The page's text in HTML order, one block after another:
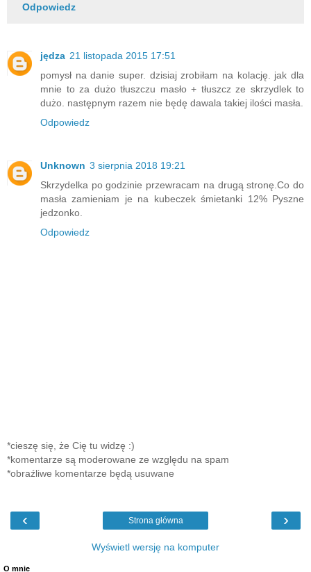
Odpowiedz
jędza 21 listopada 2015 17:51
pomysł na danie super. dzisiaj zrobiłam na kolację. jak dla
mnie to za dużo tłuszczu masło + tłuszcz ze skrzydlek to
dużo. następnym razem nie będę dawala takiej ilości masła.
Odpowiedz
Unknown 3 sierpnia 2018 19:21
Skrzydelka po godzinie przewracam na drugą stronę.Co do
masła zamieniam je na kubeczek śmietanki 12% Pyszne
jedzonko.
Odpowiedz
*cieszę się, że Cię tu widzę :)
*komentarze są moderowane ze względu na spam
*obraźliwe komentarze będą usuwane
‹ ›
Strona główna
Wyświetl wersję na komputer
O mnie